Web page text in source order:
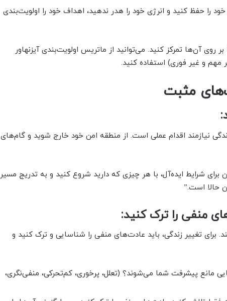
خود را حفظ کنید و انرژی خود را هدر ندهید، اهداف خود را اولویت‌بندی
آن‌ها تمرکز کنید. می‌توانید از ماتریس اولویت‌بندی آیزنهاور
مهم و غیر فوری) استفاده کنید.
مثبت
نیازمند اقدام عملی است. از منطقه امن خود خارج شوید و گام‌های
برای شرایط ایده‌آل، با هر چیزی که دارید شروع کنید و به تدریج مسیر
حالا است.”
تغییر زندگی، باید عادت‌های منفی را شناسایی و ترک کنید و
مانع پیشرفت شما می‌شوند؟ (تعلل، پرخوری، کم‌تحرکی، منفی‌نگری،